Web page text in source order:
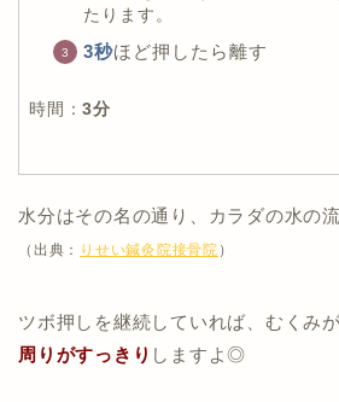
たります。
3秒ほど押したら離す
時間：3分
水分はその名の通り、カラダの水の
（出典： りせい鍼灸院接骨院 ）
ツボ押しを継続していれば、むくみ
周りがすっきり しますよ◎